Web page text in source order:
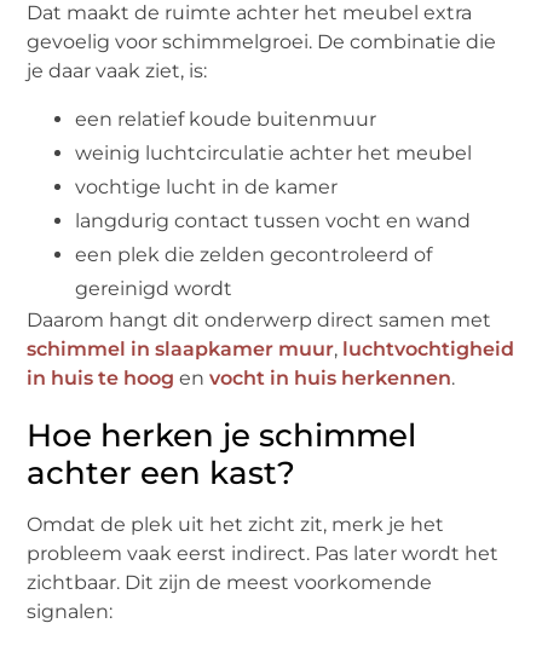
Dat maakt de ruimte achter het meubel extra
gevoelig voor schimmelgroei. De combinatie die
je daar vaak ziet, is:
een relatief koude buitenmuur
weinig luchtcirculatie achter het meubel
vochtige lucht in de kamer
langdurig contact tussen vocht en wand
een plek die zelden gecontroleerd of
gereinigd wordt
Daarom hangt dit onderwerp direct samen met
schimmel in slaapkamer muur, luchtvochtigheid
in huis te hoog envocht in huis herkennen.
Hoe herken je schimmel
achter een kast?
Omdat de plek uit het zicht zit, merk je het
probleem vaak eerst indirect. Pas later wordt het
zichtbaar. Dit zijn de meest voorkomende
signalen: